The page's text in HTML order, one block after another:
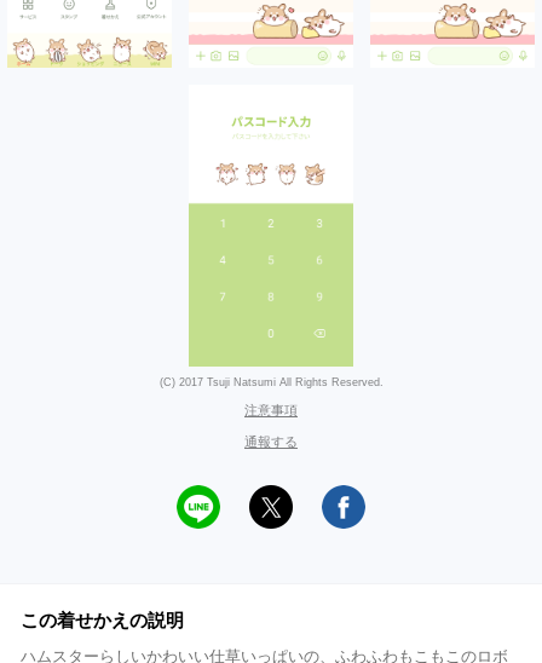
(C) 2017 Tsuji Natsumi All Rights Reserved.
注意事項
通報する
この着せかえの説明
ハムスターらしいかわいい仕草いっぱいの、ふわふわもこもこのロボ